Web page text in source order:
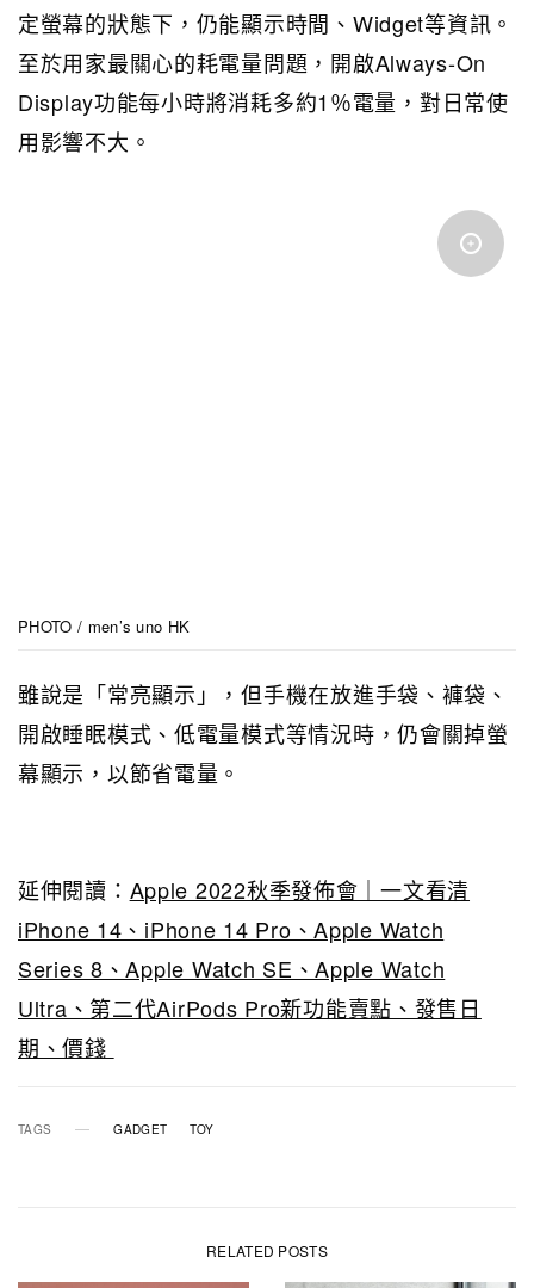
定螢幕的狀態下，仍能顯示時間、Widget等資訊。
至於用家最關心的耗電量問題，開啟Always-On
Display功能每小時將消耗多約1％電量，對日常使
用影響不大。
PHOTO / men’s uno HK
雖說是「常亮顯示」，但手機在放進手袋、褲袋、
開啟睡眠模式、低電量模式等情況時，仍會關掉螢
幕顯示，以節省電量。
延伸閱讀： Apple 2022秋季發佈會｜一文看清
iPhone 14、iPhone 14 Pro、Apple Watch
Series 8、Apple Watch SE、Apple Watch
Ultra、第二代AirPods Pro新功能賣點、發售日
期、價錢
TAGS GADGET TOY
RELATED POSTS